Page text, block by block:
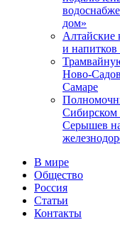
дом»
Алтайские
и
Ново-
Самаре
Сибирском
Серышев
В мире
Общество
Россия
Статьи
Контакты